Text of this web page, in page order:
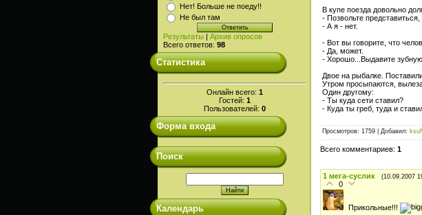
Нет! Больше не поеду!!
Не был там
Результаты | Архив опросов
Всего ответов: 98
Статистика
Онлайн всего: 1
Гостей: 1
Пользователей: 0
Форма входа
Поиск
Календарь
В купе поезда довольно
- Позвольте
- А я - нет.
- Вот вы говорите, что
- Да, может.
- Хорошо...Выдавите зубную
Двое на рыбалке.
Утром просыпаются,
Один другому:
- Ты куда сети ставил?
- Куда ты греб, туда и
Просмотров: 1759 | Добавил:
Всего комментариев: 1
1 мега-суслик (10.09.2007
0
Прикольные!!!